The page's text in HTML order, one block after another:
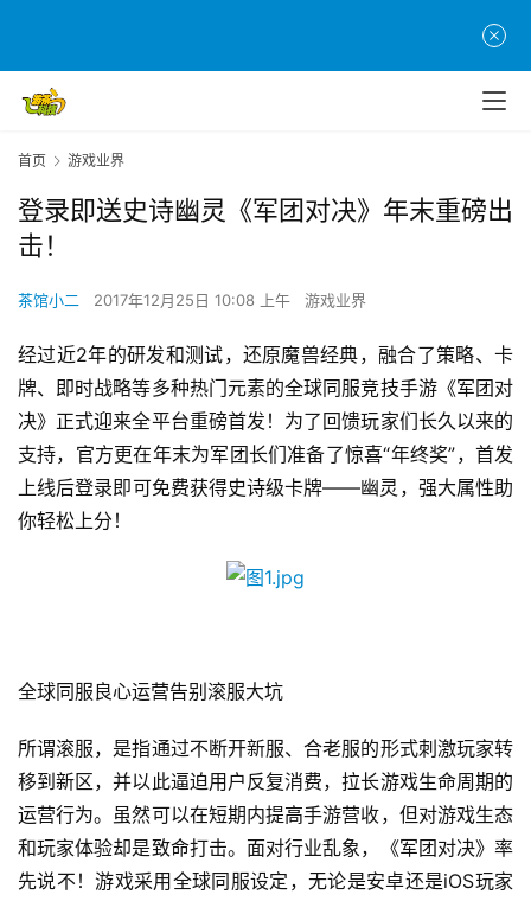
首页 游戏业界
登录即送史诗幽灵《军团对决》年末重磅出
击！
茶馆小二 2017年12月25日 10:08 上午 游戏业界
经过近2年的研发和测试，还原魔兽经典，融合了策略、卡
牌、即时战略等多种热门元素的全球同服竞技手游《军团对
决》正式迎来全平台重磅首发！为了回馈玩家们长久以来的
支持，官方更在年末为军团长们准备了惊喜“年终奖”，首发
上线后登录即可免费获得史诗级卡牌——幽灵，强大属性助
你轻松上分！
全球同服良心运营告别滚服大坑
所谓滚服，是指通过不断开新服、合老服的形式刺激玩家转
移到新区，并以此逼迫用户反复消费，拉长游戏生命周期的
运营行为。虽然可以在短期内提高手游营收，但对游戏生态
和玩家体验却是致命打击。面对行业乱象，《军团对决》率
先说不！游戏采用全球同服设定，无论是安卓还是iOS玩家